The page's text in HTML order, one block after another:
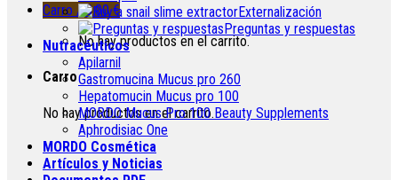
Carro /0.00€
No hay productos en el carrito.
Carro
No hay productos en el carrito.
Externalización
Preguntas y respuestas
Nutracéuticos
Apilarnil
Gastromucina Mucus pro 260
Hepatomucin Mucus pro 100
MORDO Mucus Pro100Beauty Supplements
Aphrodisiac One
MORDO Cosmética
Artículos y Noticias